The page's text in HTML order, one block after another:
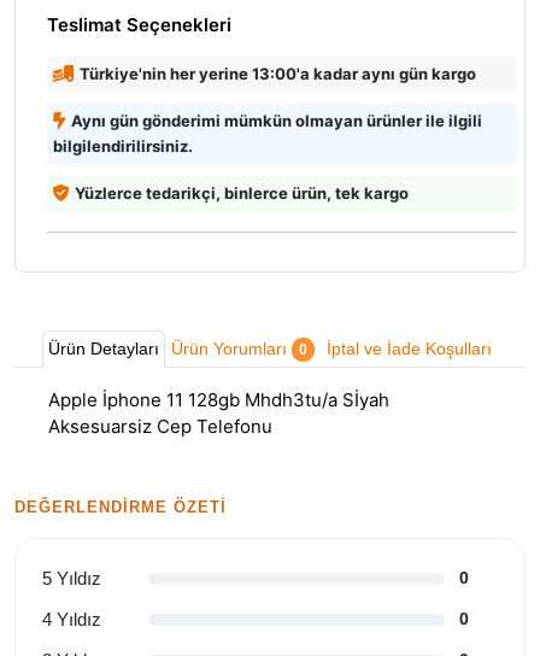
Teslimat Seçenekleri
Türkiye'nin her yerine 13:00'a kadar aynı gün kargo
Aynı gün gönderimi mümkün olmayan ürünler ile ilgili
bilgilendirilirsiniz.
Yüzlerce tedarikçi, binlerce ürün, tek kargo
Ürün Detayları Ürün Yorumları 0 İptal ve İade Koşulları
Apple İphone 11 128gb Mhdh3tu/a Sİyah
Aksesuarsiz Cep Telefonu
DEĞERLENDIRME ÖZETI
5 Yıldız 0
4 Yıldız 0